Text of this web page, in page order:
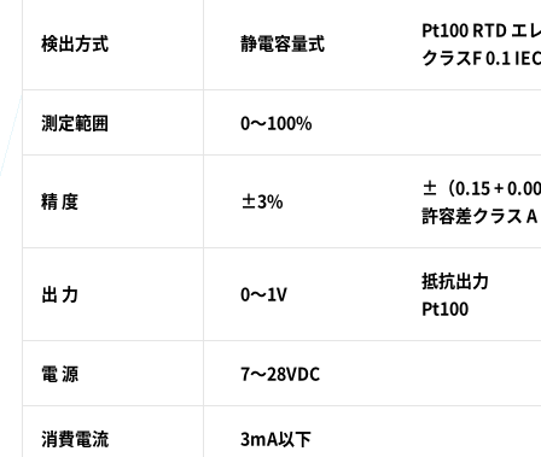
検出方式 静電容量式
Pt100 RTD エ
クラスF 0.1
測定範囲 0～100%
精 度 ±3%
±（0.15 +
許容差クラス
出 力 0～1V
抵抗出力
Pt100
電 源 7～28VDC
消費電流 3mA以下